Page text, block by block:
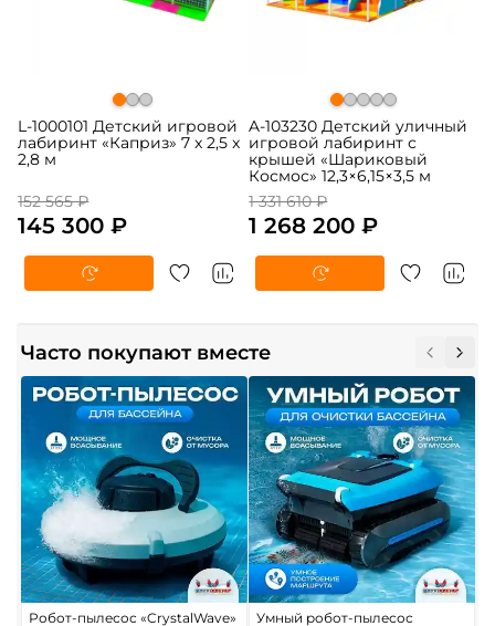
L-1000101 Детский игровой
лабиринт «Каприз» 7 x 2,5 x
2,8 м
152 565 ₽
145 300 ₽
A-103230 Детский уличный
игровой лабиринт с
крышей «Шариковый
Космос» 12,3×6,15×3,5 м
1 331 610 ₽
1 268 200 ₽
Часто покупают вместе
Робот-пылесос «CrystalWave»
Умный робот-пылесос